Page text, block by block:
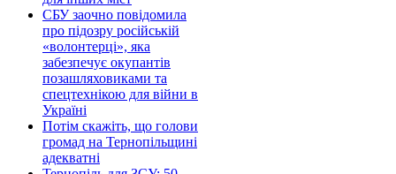
СБУ заочно повідомила
про підозру російській
«волонтерці», яка
забезпечує окупантів
позашляховиками та
спецтехнікою для війни в
Україні
Потім скажіть, що голови
громад на Тернопільщині
адекватні